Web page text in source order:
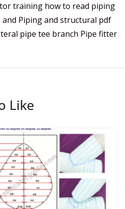
training how to read piping
Piping and structural pdf
pipe tee branch Pipe fitter
Like